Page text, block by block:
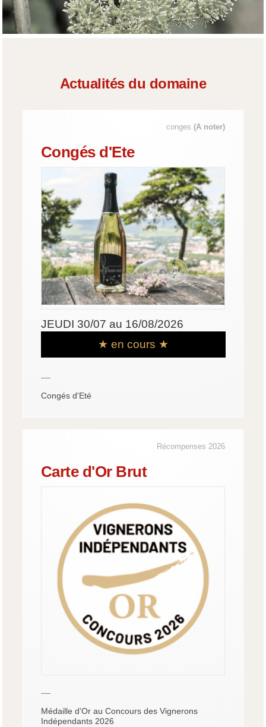
Actualités du domaine
conges(A noter)
Congés d'Ete
JEUDI 30/07 au 16/08/2026
★ en cours ★
—
Congés d'Eté
Récompenses 2026
Carte d'Or Brut
—
Médaille d'Or au Concours des Vignerons
Indépendants 2026